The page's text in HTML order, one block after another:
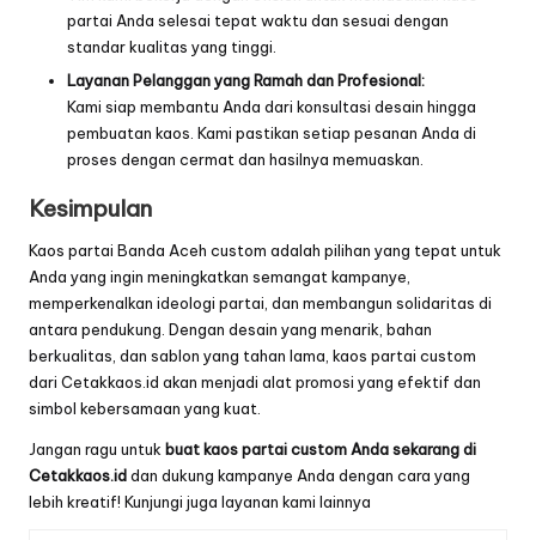
partai Anda selesai tepat waktu dan sesuai dengan
standar kualitas yang tinggi.
Layanan Pelanggan yang Ramah dan Profesional:
Kami siap membantu Anda dari konsultasi desain hingga
pembuatan kaos. Kami pastikan setiap pesanan Anda di
proses dengan cermat dan hasilnya memuaskan.
Kesimpulan
Kaos partai Banda Aceh custom adalah pilihan yang tepat untuk
Anda yang ingin meningkatkan semangat kampanye,
memperkenalkan ideologi partai, dan membangun solidaritas di
antara pendukung. Dengan desain yang menarik, bahan
berkualitas, dan sablon yang tahan lama, kaos partai custom
dari Cetakkaos.id akan menjadi alat promosi yang efektif dan
simbol kebersamaan yang kuat.
Jangan ragu untuk buat kaos partai custom Anda sekarang di
Cetakkaos.iddan dukung kampanye Anda dengan cara yang
lebih kreatif! Kunjungi juga layanan kami lainnya